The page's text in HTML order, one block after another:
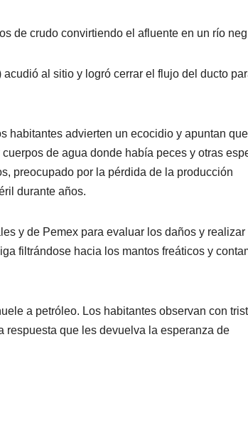
de crudo convirtiendo el afluente en un río
al sitio y logró cerrar el flujo del ducto
habitantes advierten un ecocidio y apuntan
de agua donde había peces y otras
preocupado por la pérdida de la producción
durante años.
y de Pemex para evaluar los daños y realizar
filtrándose hacia los mantos freáticos y
a petróleo. Los habitantes observan con
respuesta que les devuelva la esperanza de